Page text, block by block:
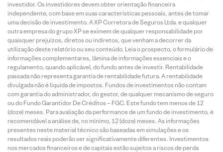
investidor. Os investidores devem obter orientação financeira
independente, com base em suas características pessoais, antes de tomar
uma decisão de investimento. A XP Corretora de Seguros Ltda. e qualquer
outra empresa do grupo XP se eximem de qualquer responsabilidade por
quaisquer prejuízos, diretos ou indiretos, que venham a decorrer da
utilização deste relatório ou seu conteúdo. Leia o prospecto, o formulário de
informações complementares, lâmina de informações essenciais e o
regulamento, quando aplicável, do fundo antes de investir. Rentabilidade
passada não representa garantia de rentabilidade futura. A rentabilidade
divulgada não é líquida de impostos. Fundos de investimentos não contam
com garantia do administrador, do gestor, de qualquer mecanismo de seguro
ou do Fundo Garantidor De Créditos – FGC. Este fundo tem menos de 12
(doze) meses. Para avaliação da performance de um fundo de investimento, é
recomendável a análise de, no mínimo, 12 (doze) meses. As informações
presentes neste material técnico são baseadas em simulações e os
resultados reais poderão ser significativamente diferentes. Investimentos
nos mercados financeiros e de capitais estão sujeitos a riscos de perda